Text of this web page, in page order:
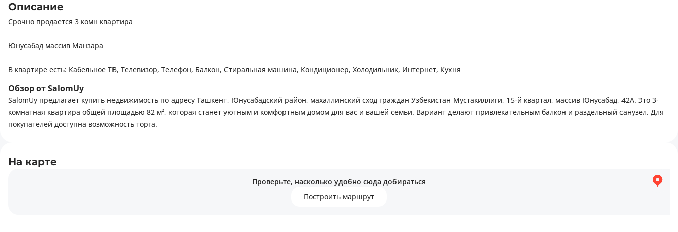
Описание
Срочно продается 3 комн квартира
Юнусабад массив Манзара
В квартире есть: Кабельное ТВ, Телевизор, Телефон, Балкон, Стиральная машина, Кондиционер, Холодильник, Интернет, Кухня
Обзор от SalomUy
SalomUy предлагает купить недвижимость по адресу Ташкент, Юнусабадский район, махаллинский сход граждан Узбекистан Мустакиллиги, 15-й квартал, массив Юнусабад, 42А. Это 3-
комнатная квартира общей площадью 82 м², которая станет уютным и комфортным домом для вас и вашей семьи. Вариант делают привлекательным балкон и раздельный санузел. Для
покупателей доступна возможность торга.
На карте
Проверьте, насколько удобно сюда добираться
Построить маршрут